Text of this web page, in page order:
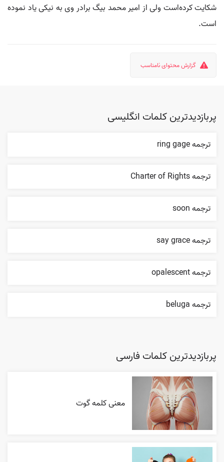
شکایت کرده‌است ولی از امیر محمد بیگ برادر وی به نیکی یاد نموده
است.
گزارش محتوای نامناسب
پربازدیدترین کلمات انگلیسی
ترجمه ring gage
ترجمه Charter of Rights
ترجمه soon
ترجمه say grace
ترجمه opalescent
ترجمه beluga
پربازدیدترین کلمات فارسی
معنی کلمه گوت